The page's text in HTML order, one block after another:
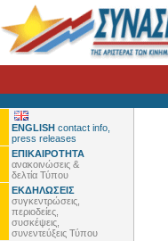
ENGLISH contact info,
press releases
ΕΠΙΚΑΙΡΟΤΗΤΑ
ανακοινώσεις &
δελτία Τύπου
ΕΚΔΗΛΩΣΕΙΣ
συγκεντρώσεις,
περιοδείες,
συσκέψεις,
συνεντεύξεις Τύπου